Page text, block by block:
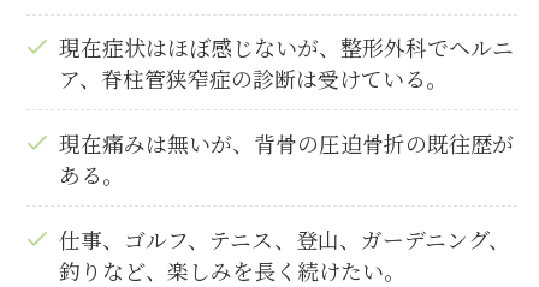
現在症状はほぼ感じないが、整形外科でヘルニ
ア、脊柱管狭窄症の診断は受けている。
現在痛みは無いが、背骨の圧迫骨折の既往歴が
ある。
仕事、ゴルフ、テニス、登山、ガーデニング、
釣りなど、楽しみを長く続けたい。